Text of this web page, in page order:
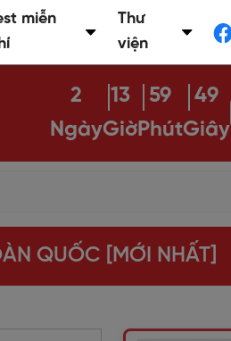
miễn
Thư
viện
2
Ngày
13
Giờ
59
Phút
48
Giây
QUỐC [MỚI NHẤT]